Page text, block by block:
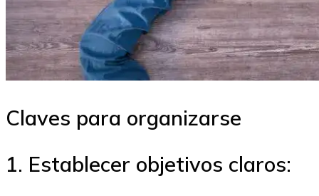
Claves para organizarse
1. Establecer objetivos claros: